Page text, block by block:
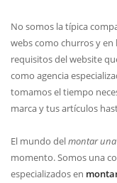
No somos la típica
webs como churros y
requisitos del website
como agencia
tomamos el tiempo
marca y tus artículos
El mundo delmontar
momento. Somos una
especializados en